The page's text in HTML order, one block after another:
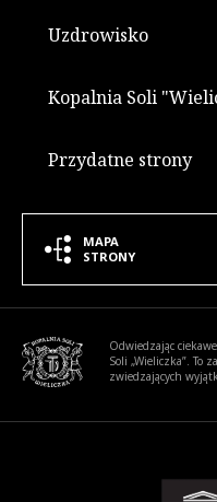
Uzdrowisko
Kopalnia Soli
Przydatne strony
Odwiedzając
Soli „Wieliczka”. To
zwiedzających
Informacje
MAPA
STRONY